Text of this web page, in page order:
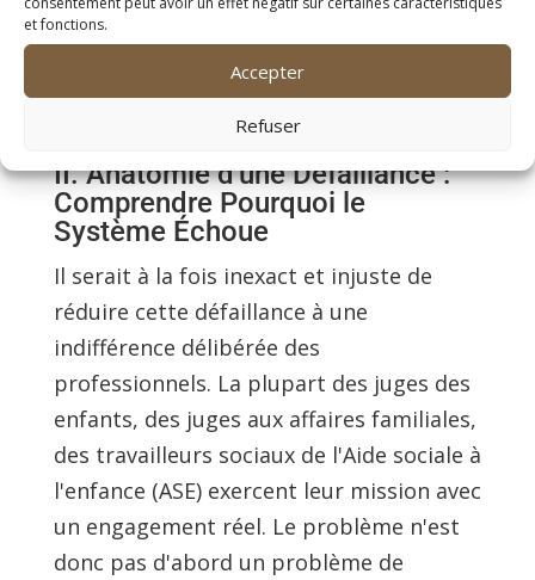
et fonctions.
Accepter
Refuser
parent doit être nécessaire et vérifiée
du contraire.
II. Anatomie d'une Défaillance :
Comprendre Pourquoi le
Système Échoue
Il serait à la fois inexact et injuste de
réduire cette défaillance à une
indifférence délibérée des
professionnels. La plupart des juges des
enfants, des juges aux affaires familiales,
des travailleurs sociaux de l'Aide sociale à
l'enfance (ASE) exercent leur mission avec
un engagement réel. Le problème n'est
donc pas d'abord un problème de